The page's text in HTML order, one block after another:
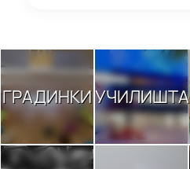
ГРАДИНКИУЧИЛИШТА